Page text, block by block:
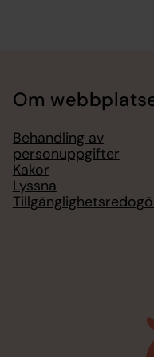
Om
Behandling av
personuppgifter
Kakor
Lyssna